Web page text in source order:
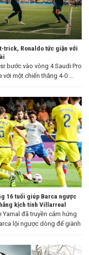
trick, Ronaldo tức giận với
bước vào vòng 4 Saudi Pro
với một chiến thắng 4-0 ...
16 tuổi giúp Barca ngược
kịch tính Villarreal
Yamal đã truyền cảm hứng
lội ngược dòng để giành